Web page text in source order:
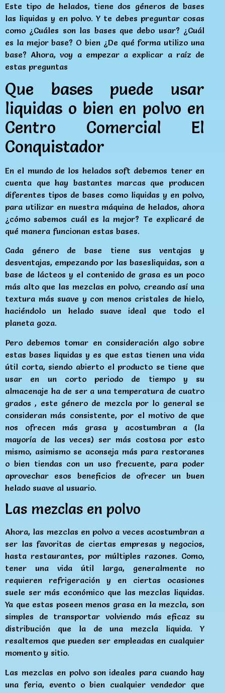
Este tipo de helados, tiene dos géneros de bases
las liquidas y en polvo. Y te debes preguntar cosas
como ¿Cuáles son las bases que debo usar? ¿Cuál
es la mejor base? O bien ¿De qué forma utilizo una
base? Ahora, voy a empezar a explicar a raíz de
estas preguntas
Que bases puede usar
liquidas o bien en polvo en
Centro Comercial El
Conquistador
En el mundo de los helados soft debemos tener en
cuenta que hay bastantes marcas que producen
diferentes tipos de bases como liquidas y en polvo,
para utilizar en nuestra máquina de helados, ahora
¿cómo sabemos cuál es la mejor? Te explicaré de
qué manera funcionan estas bases.
Cada género de base tiene sus ventajas y
desventajas, empezando por las basesliquidas, son a
base de lácteos y el contenido de grasa es un poco
más alto que las mezclas en polvo, creando así una
textura más suave y con menos cristales de hielo,
haciéndolo un helado suave ideal que todo el
planeta goza.
Pero debemos tomar en consideración algo sobre
estas bases liquidas y es que estas tienen una vida
útil corta, siendo abierto el producto se tiene que
usar en un corto periodo de tiempo y su
almacenaje ha de ser a una temperatura de cuatro
grados , este género de mezcla por lo general se
consideran más consistente, por el motivo de que
nos ofrecen más grasa y acostumbran a (la
mayoría de las veces) ser más costosa por esto
mismo, asimismo se aconseja más para restoranes
o bien tiendas con un uso frecuente, para poder
aprovechar esos beneficios de ofrecer un buen
helado suave al usuario.
Las mezclas en polvo
Ahora, las mezclas en polvo a veces acostumbran a
ser las favoritas de ciertas empresas y negocios,
hasta restaurantes, por múltiples razones. Como,
tener una vida útil larga, generalmente no
requieren refrigeración y en ciertas ocasiones
suele ser más económico que las mezclas liquidas.
Ya que estas poseen menos grasa en la mezcla, son
simples de transportar volviendo más eficaz su
distribución que la de una mezcla liquida. Y
resaltemos que pueden ser empleadas en cualquier
momento y sitio.
Las mezclas en polvo son ideales para cuando hay
una feria, evento o bien cualquier vendedor que